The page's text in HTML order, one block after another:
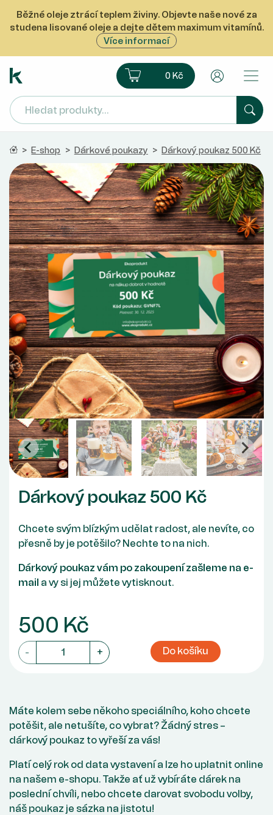
Běžné oleje ztrácí teplem živiny. Objevte naše nové za
studena lisované oleje a dejte dětem maximum vitamínů.
Více informací
Ekoprodukt e-shop Košík0 Kč
Domů
> E-shop > Dárkové poukazy > Dárkový poukaz 500 Kč
Dárkový poukaz 500 Kč
Chcete svým blízkým udělat radost, ale nevíte, co
přesně by je potěšilo? Nechte to na nich.
Dárkový poukaz vám po zakoupení zašleme na e-
mail a vy si jej můžete vytisknout.
500 Kč
- + Do košíku
Máte kolem sebe někoho speciálního, koho chcete
potěšit, ale netušíte, co vybrat? Žádný stres –
dárkový poukaz to vyřeší za vás!
Platí celý rok od data vystavení a lze ho uplatnit online
na našem e-shopu. Takže ať už vybíráte dárek na
poslední chvíli, nebo chcete darovat svobodu volby,
náš poukaz je sázka na jistotu!